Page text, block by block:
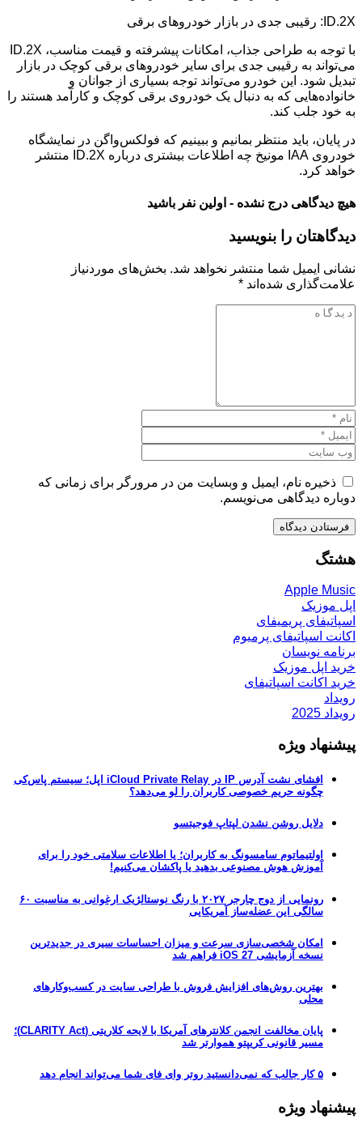
ID.2X: رقیبی جدی در بازار خودروهای برقی
با توجه به طراحی جذاب، امکانات پیشرفته و قیمت مناسب، ID.2X
می‌تواند به رقیبی جدی برای سایر خودروهای برقی کوچک در بازار
تبدیل شود. این خودرو می‌تواند توجه بسیاری از جوانان و
خانواده‌هایی که به دنبال یک خودروی برقی کوچک و کارآمد هستند را
به خود جلب کند.
در پایان، باید منتظر بمانیم و ببینیم که فولکس‌واگن در نمایشگاه
خودروی IAA مونیخ چه اطلاعات بیشتری درباره ID.2X منتشر
خواهد کرد.
هیچ دیدگاهی درج نشده - اولین نفر باشید
دیدگاهتان را بنویسید
نشانی ایمیل شما منتشر نخواهد شد. بخش‌های موردنیاز
علامت‌گذاری شده‌اند *
ذخیره نام، ایمیل و وبسایت من در مرورگر برای زمانی که
دوباره دیدگاهی می‌نویسم.
هشتگ
Apple Music
اپل موزیک
اسپاتیفای پریمیفای
اکانت اسپاتیفای پرمیوم
برنامه نویسان
خرید اپل موزیک
خرید اکانت اسپاتیفای
رویداد
رویداد 2025
پیشنهاد ویژه
افشای نشت آدرس IP در iCloud Private Relay اپل؛ سیستم پاس‌کی
چگونه حریم خصوصی کاربران را لو می‌دهد؟
دلایل روشن نشدن لپتاپ فوجیتسو
اولتیماتوم سامسونگ به کاربران؛ یا اطلاعات سلامتی خود را برای
آموزش هوش مصنوعی بدهید یا پاکشان می‌کنیم!
رونمایی از دوج چارجر ۲۰۲۷ با رنگ نوستالژیک ارغوانی به مناسبت ۶۰
سالگی این عضله‌ساز آمریکایی
امکان شخصی‌سازی سرعت و میزان احساسات سیری در جدیدترین
نسخه آزمایشی iOS 27 فراهم شد
بهترین روش‌های افزایش فروش با طراحی سایت در کسب‌وکارهای
محلی
پایان مخالفت انجمن کلانترهای آمریکا با لایحه کلاریتی (CLARITY Act)؛
مسیر قانونی کریپتو هموارتر شد
۵ کار جالب که نمی‌دانستید روتر وای فای شما می‌تواند انجام دهد
پیشنهاد ویژه